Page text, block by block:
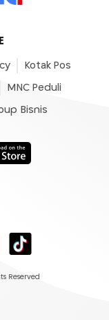
Kotak Pos
MNC Peduli
Bisnis
Reserved